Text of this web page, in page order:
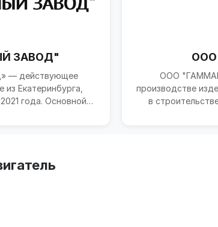
ЗАВОД"
— действующее
Екатеринбурга,
года. Основной
ООО
производстве
в